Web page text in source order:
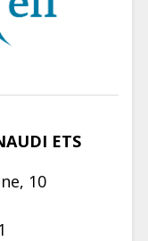
ETS
10